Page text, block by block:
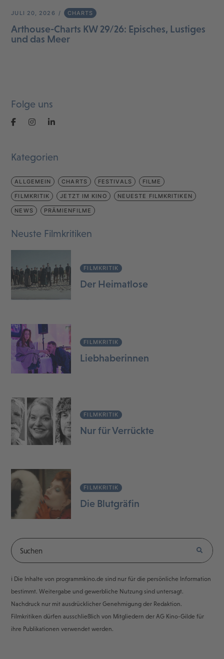
JULI 20, 2026 CHARTS
Arthouse-Charts KW 29/26: Episches, Lustiges
und das Meer
Folge uns
Kategorien
ALLGEMEIN CHARTS FESTIVALS FILME
FILMKRITIK JETZT IM KINO NEUESTE FILMKRITIKEN
NEWS PRÄMIENFILME
Neuste Filmkritiken
FILMKRITIK
Der Heimatlose
FILMKRITIK
Liebhaberinnen
FILMKRITIK
Nur für Verrückte
FILMKRITIK
Die Blutgräfin
ℹ️ Die Inhalte von programmkino.de sind nur für die persönliche Information
bestimmt. Weitergabe und gewerbliche Nutzung sind untersagt.
Nachdruck nur mit ausdrücklicher Genehmigung der Redaktion.
Filmkritiken dürfen ausschließlich von Mitgliedern der AG Kino-Gilde für
ihre Publikationen verwendet werden.